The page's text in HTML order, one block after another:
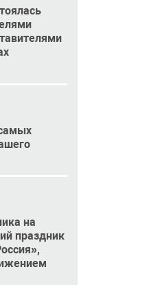
на
праздник